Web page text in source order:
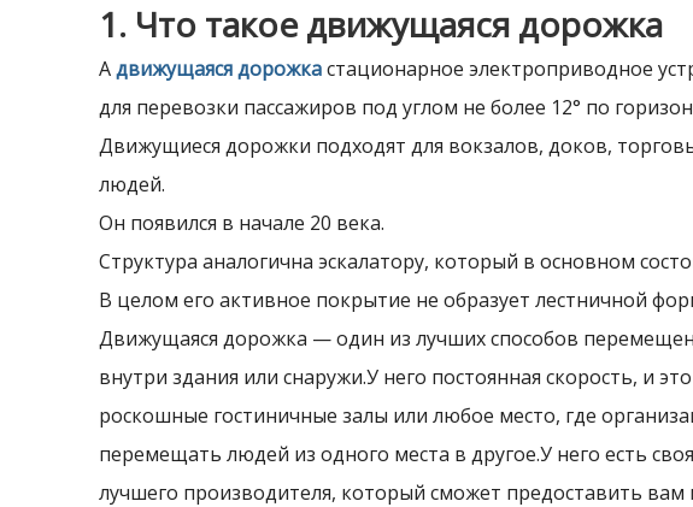
1. Что такое движущаяся дорожка
Aдвижущаяся дорожкастационарное электроприводное
для перевозки пассажиров под углом не более 12° по
Движущиеся дорожки подходят для вокзалов, доков,
людей.
Он появился в начале 20 века.
Структура аналогична эскалатору, который в основном
В целом его активное покрытие не образует лестничной
Движущаяся дорожка — один из лучших способов
внутри здания или снаружи.У него постоянная скорость, и
роскошные гостиничные залы или любое место, где
перемещать людей из одного места в другое.У него есть
лучшего производителя, который сможет предоставить